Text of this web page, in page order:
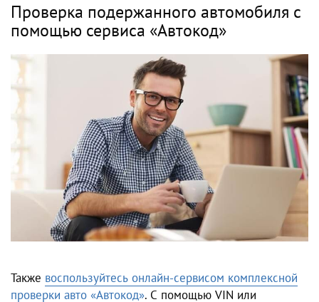
Проверка подержанного автомобиля с
помощью сервиса «Автокод»
Также воспользуйтесь онлайн-сервисом комплексной
проверки авто «Автокод». С помощью VIN или